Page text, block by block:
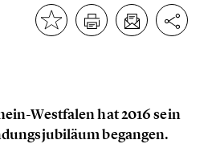
Westfalen hat 2016 sein
begangen.